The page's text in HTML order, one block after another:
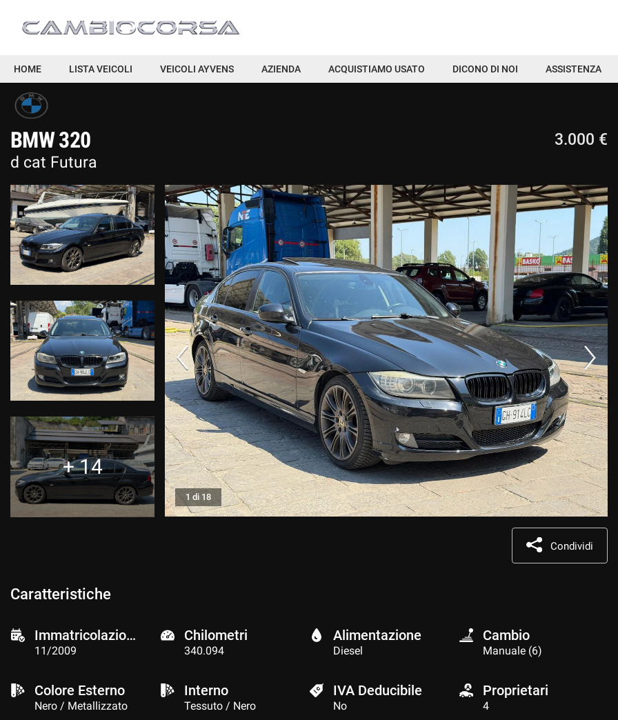
HOME
LISTA VEICOLI
VEICOLI AYVENS
ACQUISTIAMO USATO
DICONO DI NOI
CONTATTI
CONTATTI
AREA COMMERCIANTI
HOME LISTA VEICOLI VEICOLI AYVENS AZIENDA ACQUISTIAMO USATO DICONO DI NOI ASSISTENZA
BMW 320
d cat Futura
3.000 €
+ 14
1 di 18
Condividi
Caratteristiche
Immatricolazione
11/2009
Chilometri
340.094
Alimentazione
Diesel
Cambio
Manuale (6)
Colore Esterno
Nero / Metallizzato
Interno
Tessuto / Nero
IVA Deducibile
No
Proprietari
4